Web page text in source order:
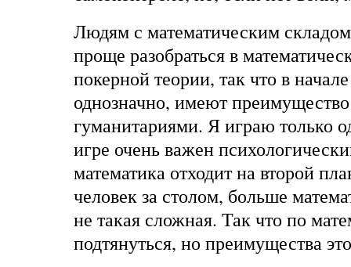
Людям с математическим
проще разобраться в
покерной теории, так что в
однозначно, имеют
гуманитариями. Я играю только
игре очень важен
математика отходит на второй
человек за столом, больше
не такая сложная. Так что по
подтянуться, но преимущества